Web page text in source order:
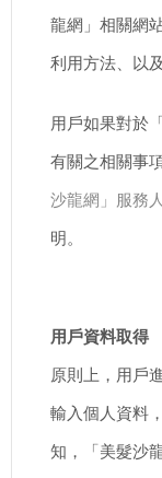
龍網」相關網
利用方法、以
用戶如果對於
有關之相關事
沙龍網」服務
明。
用戶資料取得
原則上，用戶
輸入個人資料
知，「美髮沙